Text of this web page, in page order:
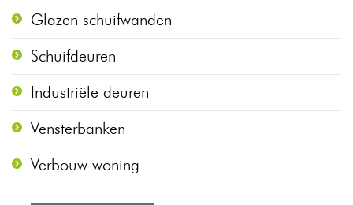
Glazen schuifwanden
Schuifdeuren
Industriële deuren
Vensterbanken
Verbouw woning